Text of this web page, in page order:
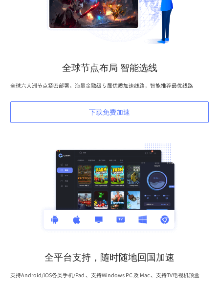
全球节点布局 智能选线
全球六大洲节点紧密部署，海量金融级专属优质加速线路，智能推荐最优线路
下载免费加速
全平台支持，随时随地回国加速
支持Android/iOS各类手机/Pad 、支持Windows PC 及 Mac 、支持TV电视机顶盒